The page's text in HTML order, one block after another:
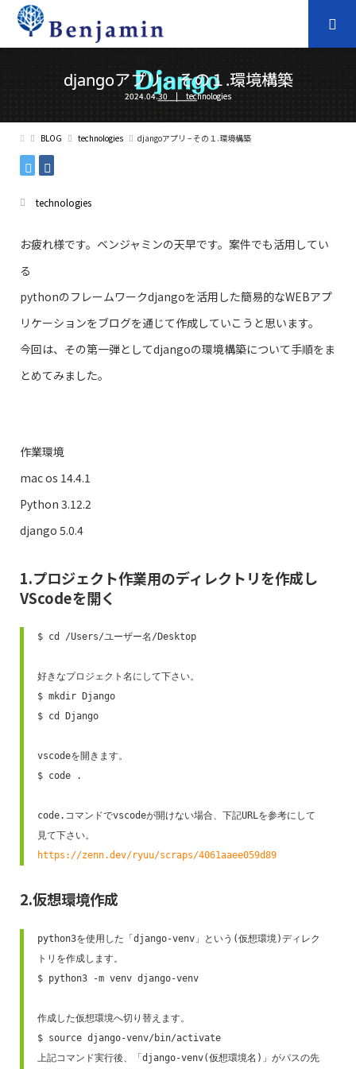
djangoアプリ – その１.環境構築
2024.04.30 technologies
BLOG technologies djangoアプリ – その１.環境構築
technologies
お疲れ様です。ベンジャミンの天早です。案件でも活用してい
る
pythonのフレームワークdjangoを活用した簡易的なWEBアプ
リケーションをブログを通じて作成していこうと思います。
今回は、その第一弾としてdjangoの環境構築について手順をま
とめてみました。
作業環境
mac os 14.4.1
Python 3.12.2
django 5.0.4
1.プロジェクト作業用のディレクトリを作成し
VScodeを開く
$ cd /Users/ユーザー名/Desktop
好きなプロジェクト名にして下さい。
$ mkdir Django
$ cd Django
vscodeを開きます。
$ code .
code.コマンドでvscodeが開けない場合、下記URLを参考にして
https://zenn.dev/ryuu/scraps/4061aaee059d89
2.仮想環境作成
python3を使用した「django-venv」という(仮想環境)ディレク
トリを作成します。
$ python3 -m venv django-venv
作成した仮想環境へ切り替えます。
$ source django-venv/bin/activate
上記コマンド実行後、「django-venv(仮想環境名)」がパスの先